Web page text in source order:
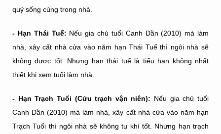
quỷ sống cùng trong nhà.
- Hạn Thái Tuế: Nếu gia chủ tuổi Canh Dần (2010) mà làm
nhà, xây cất nhà cửa vào năm hạn Thái Tuế thì ngôi nhà sẽ
không được tốt. Nhưng hạn thái tuế là tiểu hạn không nhất
thiết khi xem tuổi làm nhà.
- Hạn Trạch Tuổi (Cửu trạch vận niên): Nếu gia chủ tuổi
Canh Dần (2010) mà làm nhà, xây cất nhà cửa vào năm hạn
Trạch Tuổi thì ngôi nhà sẽ không tụ khí tốt. Nhưng hạn trạch